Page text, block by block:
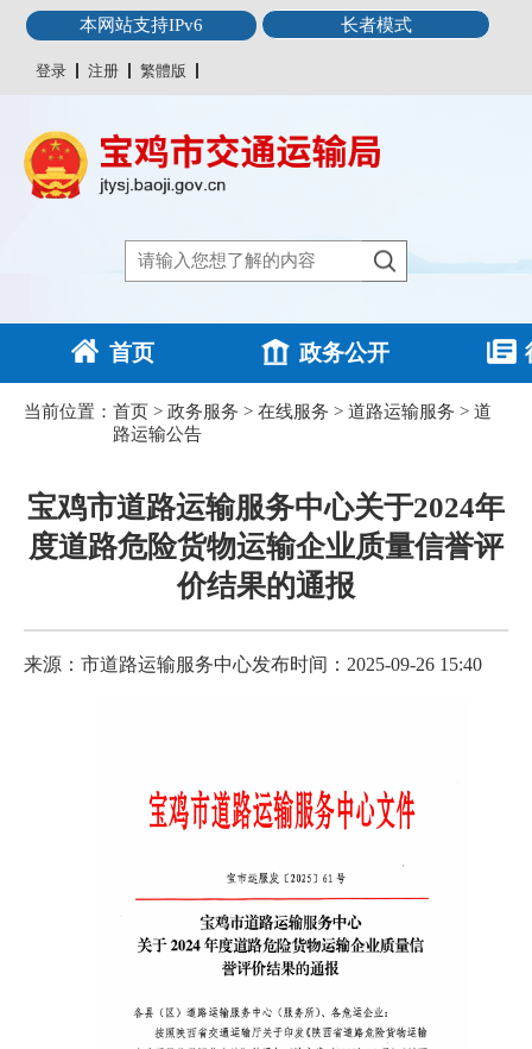
本网站支持IPv6 长者模式
登录 注册 繁體版
首页 政务公开
当前位置： 首页 > 政务服务 > 在线服务 > 道路运输服务 > 道
路运输公告
宝鸡市道路运输服务中心关于2024年
度道路危险货物运输企业质量信誉评
价结果的通报
来源：市道路运输服务中心发布时间：2025-09-26 15:40